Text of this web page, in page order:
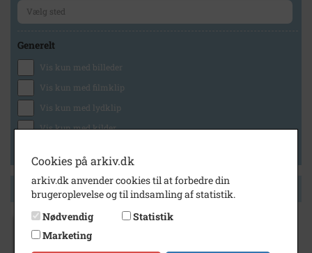
Generelt
Vis kun med billeder
Vis kun med filmklip
Vis kun med lydklip
Vis kun med kilder
Side 1 af 1
Cookies på arkiv.dk
arkiv.dk anvender cookies til at forbedre din
brugeroplevelse og til indsamling af statistik.
Nødvendig
Statistik
Marketing